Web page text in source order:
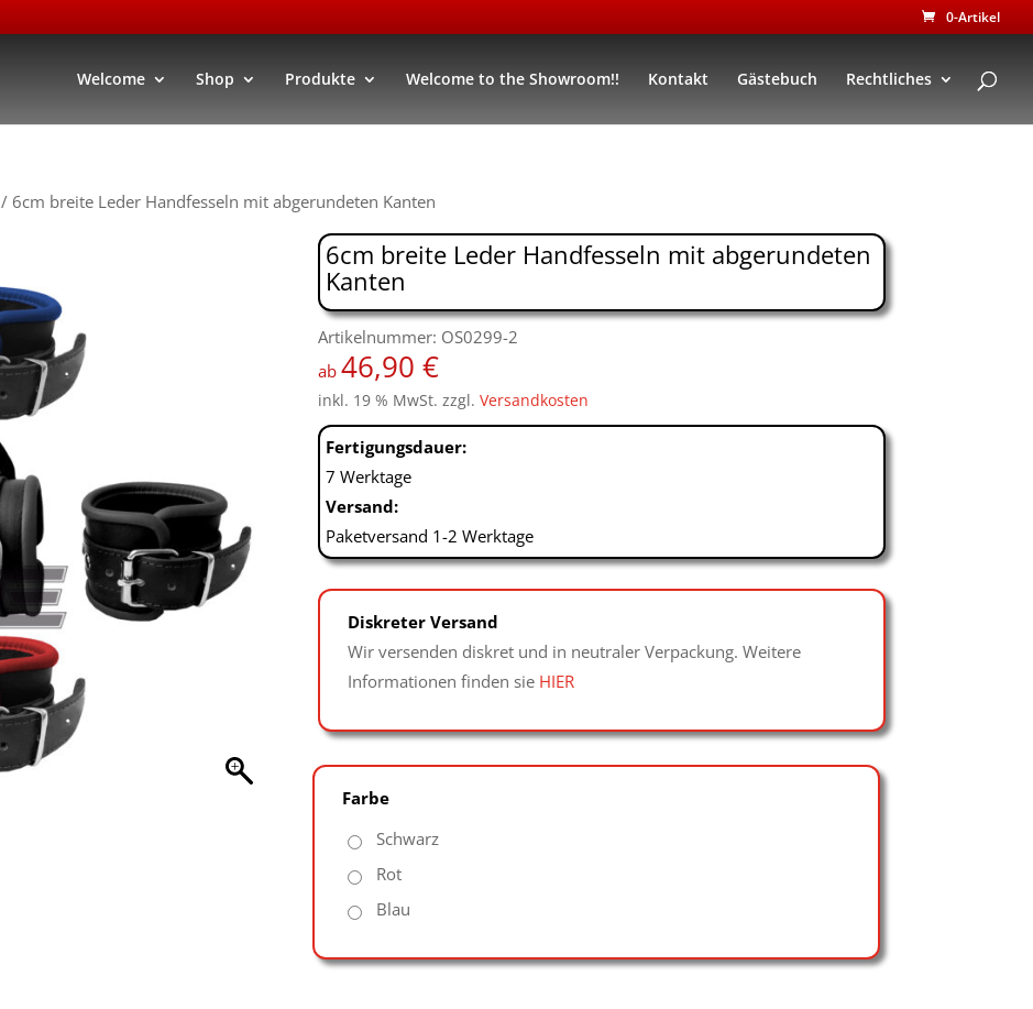
0-Artikel
Welcome Shop Produkte Welcome to the Showroom!! Kontakt Gästebuch Rechtliches
/ 6cm breite Leder Handfesseln mit abgerundeten Kanten
6cm breite Leder Handfesseln mit abgerundeten
Kanten
Artikelnummer: OS0299-2
ab 46,90 €
inkl. 19 % MwSt. zzgl. Versandkosten
Fertigungsdauer:
7 Werktage
Versand:
Paketversand 1-2 Werktage
Diskreter Versand
Wir versenden diskret und in neutraler Verpackung. Weitere
Informationen finden sie HIER
Farbe
Schwarz
Rot
Blau